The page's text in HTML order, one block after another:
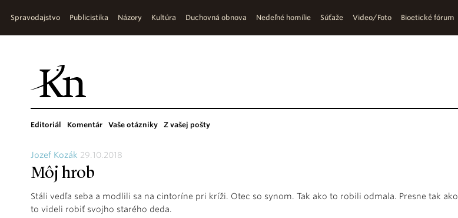
Spravodajstvo Publicistika Názory Kultúra Duchovná obnova Nedeľné homílie Súťaže Video/Foto Bioetické fórum
Editoriál Komentár Vaše otázniky Z vašej pošty
Jozef Kozák 29.10.2018
Môj hrob
Stáli vedľa seba a modlili sa na cintoríne pri kríži. Otec so synom. Tak ako to robili odmala. Presne tak ako
to videli robiť svojho starého deda.